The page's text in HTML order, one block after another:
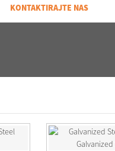
KONTAKTIRAJTE NAS